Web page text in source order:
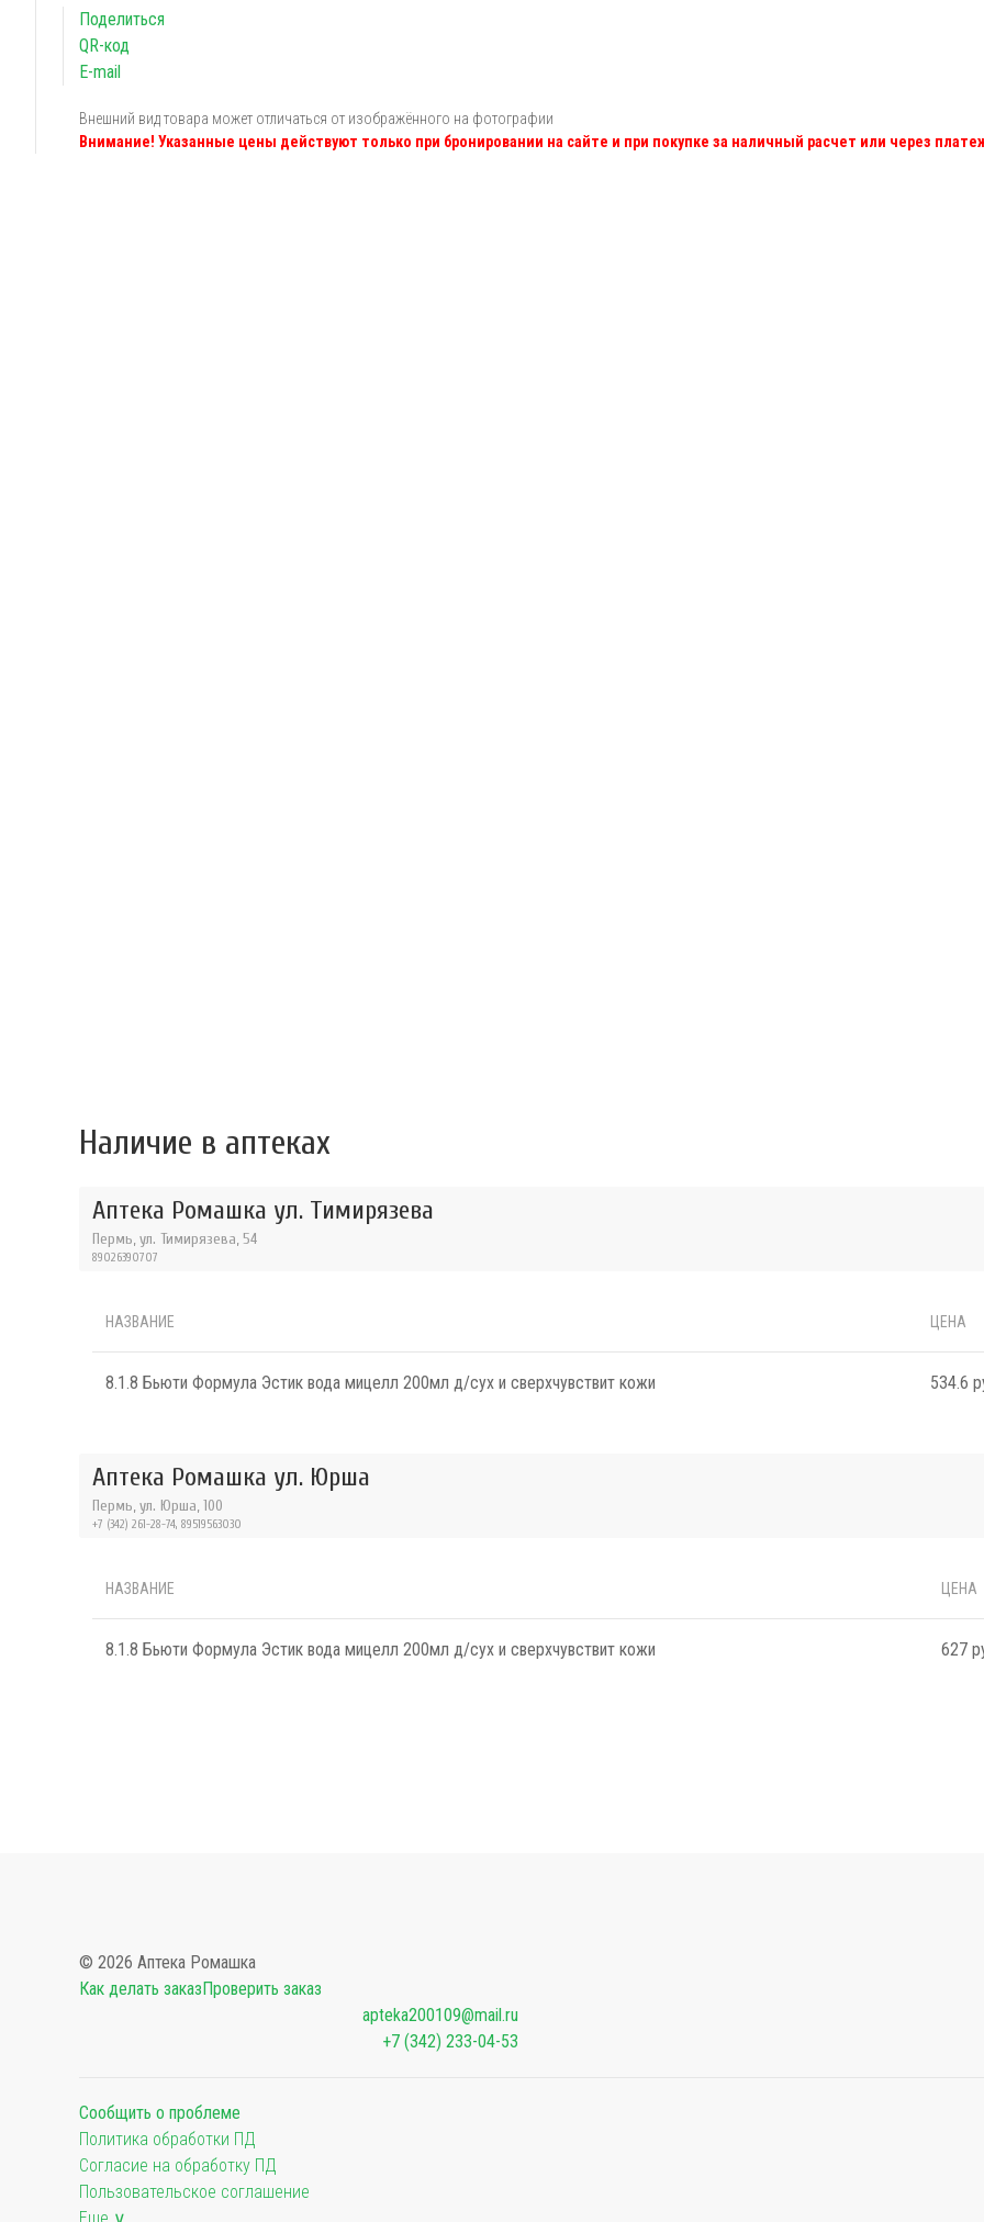
Поделиться
QR-код
E-mail
Внешний вид товара может отличаться от изображённого на фотографии
Внимание! Указанные цены действуют только при бронировании на сайте и при покупке за наличный расчет или через
Наличие в аптеках
Аптека Ромашка ул. Тимирязева
Пермь, ул. Тимирязева, 54
89026390707
НАЗВАНИЕ ЦЕНА
8.1.8 Бьюти Формула Эстик вода мицелл 200мл д/сух и сверхчувствит кожи 534.6
Аптека Ромашка ул. Юрша
Пермь, ул. Юрша, 100
+7 (342) 261-28-74, 89519563030
НАЗВАНИЕ ЦЕНА
8.1.8 Бьюти Формула Эстик вода мицелл 200мл д/сух и сверхчувствит кожи 627
© 2026 Аптека Ромашка
Как делать заказПроверить заказ
apteka200109@mail.ru
+7 (342) 233-04-53
Сообщить о проблеме
Политика обработки ПД
Согласие на обработку ПД
Пользовательское соглашение
Еще ∨